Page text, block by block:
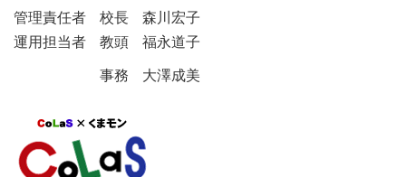
管理責任者 校長 森川宏子
運用担当者 教頭 福永道子
事務 大澤成美